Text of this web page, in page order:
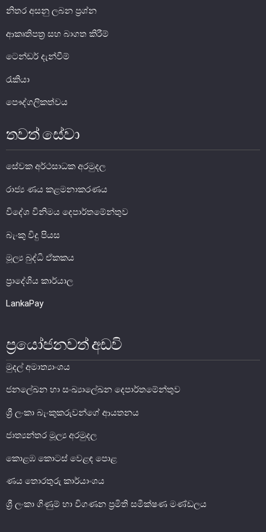
මුදල් ප්‍රතිපත්තිය
මූල්‍ය පද්ධතිය
මූල්‍ය පද්ධති ස්ථායිතාව
බැංකු අංශය
බැංකු නො වන මූල්‍ය හා කල්බදු අංශය
ප්‍රාථමික අලෙවිකරුවන්
බලපත්‍රලාභී මුදල් තැරැව්කරුවන්
සාර්ව විචක්ෂණ අවේක්ෂණය
තිරසාර මූල්‍ය
තැන්පතු රක්ෂණ
මූල්‍ය අන්තර්ගතභාවය
මූල්‍ය වෙළෙඳපොල
මූල්‍ය වෙළෙඳපොළ-සමස්ත විග්‍රහය
අන්තර් බැංකු ඒක්ෂණ මුදල් වෙ‍ෙළඳපොළ
විදේශ විනිමය පිළිබඳ ගෝලීය ප්‍රශස්ත භාවිත සංග්‍රහය හා
අනුගත වීම
සාංගමික ණය සුරැකුම්පත් වෙළෙඳපොළ
නිතර අසනු ලබන ප්‍රශ්න
ආකෘතිපත්‍ර සහ බාගත කිරීම්
ටෙන්ඩර් දැන්වීම්
රැකියා
පෞද්ගලිකත්වය
තවත් සේවා
සේවක අර්ථසාධක අරමුදල
රාජ්‍ය ණය කළමනාකරණය
විදේශ විනිමය දෙපාර්තමේන්තුව
බැංකු විදු පියස
මූල්‍ය බුද්ධි ඒකකය
ප්‍රාදේශිය කාර්යාල
LankaPay
ප්‍රයෝජනවත් අඩවි
මුදල් අමාත්‍යාංශය
ජනලේඛන හා සංඛ්‍යාලේඛන දෙපාර්තමේන්තුව
ශ්‍රී ලංකා බැංකුකරුවන්ගේ ආයතනය
ජාත්‍යන්තර මූල්‍ය අරමුදල
කොළඹ කොටස් වෙළඳ පොළ
ණය තොරතුරු කාර්යාංශය
ශ්‍රී ලංකා ගිණුම් හා විගණන ප්‍රමිති සමීක්ෂණ මණ්ඩලය